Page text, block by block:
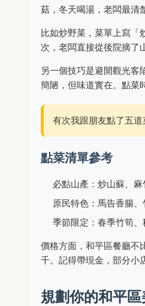
菇，冬天喝湯，老闆最清
比如炒野菜，菜單上寫「
次，老闆直接從後院摘了
另一個技巧是避開觀光客
簡陋，但味道實在。點菜
有次我跟朋友點了五
點菜清單參考
必點山產：炒山蘇、麻
原民特色：馬告香腸、
季節限定：春季竹筍、
價格方面，和平區餐廳不
千。記得帶現金，部分小
規劃你的和平